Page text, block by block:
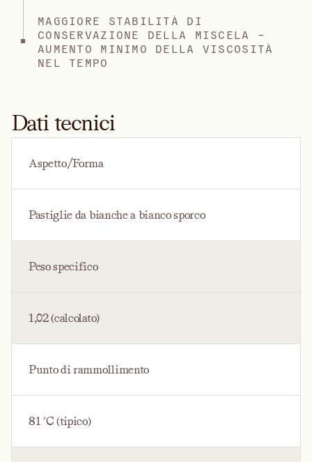
MAGGIORE STABILITÀ DI
CONSERVAZIONE DELLA MISCELA –
AUMENTO MINIMO DELLA VISCOSITÀ
NEL TEMPO
Dati tecnici
Aspetto/Forma
Pastiglie da bianche a bianco sporco
Peso specifico
1,02 (calcolato)
Punto di rammollimento
81 °C (tipico)